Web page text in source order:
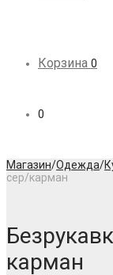
Корзина 0
0
Магазин/Одежда/
сер/карман
карман